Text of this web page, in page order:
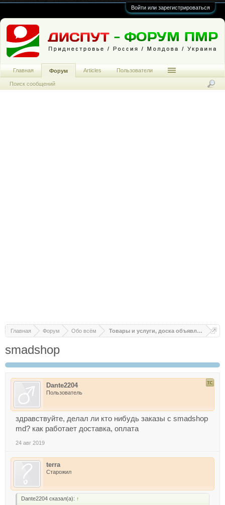
Войти или зарегистрироваться
Главная Форум Обо всём Товары и услуги, доска объявлений
smadshop
Dante2204
Пользователь
здравствуйте, делал ли кто нибудь заказы с smadshop
md? как работает доставка, оплата
24 авг 2019
terra
Старожил
Dante2204 сказал(а): ↑
Главная Форум
Поиск сообщений
Articles Пользователи